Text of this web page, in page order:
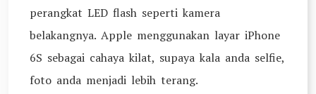
perangkat LED flash seperti kamera
belakangnya. Apple menggunakan layar iPhone
6S sebagai cahaya kilat, supaya kala anda selfie,
foto anda menjadi lebih terang.